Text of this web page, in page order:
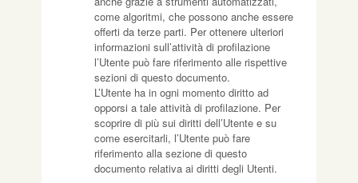
come algoritmi, che possono anche essere
offerti da terze parti. Per ottenere ulteriori
informazioni sull’attività di profilazione
l’Utente può fare riferimento alle rispettive
sezioni di questo documento.
L’Utente ha in ogni momento diritto ad
opporsi a tale attività di profilazione. Per
scoprire di più sui diritti dell’Utente e su
come esercitarli, l’Utente può fare
riferimento alla sezione di questo
documento relativa ai diritti degli Utenti.